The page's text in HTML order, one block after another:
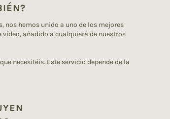
nos hemos unido a uno de los mejores
vídeo, añadido a cualquiera de nuestros
necesitéis. Este servicio depende de la